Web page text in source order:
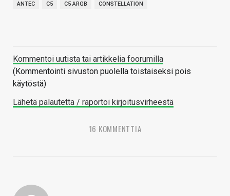
ANTEC C5 C5 ARGB CONSTELLATION
Kommentoi uutista tai artikkelia foorumilla
(Kommentointi sivuston puolella toistaiseksi pois
käytöstä)
Lähetä palautetta / raportoi kirjoitusvirheestä
16 KOMMENTTIA